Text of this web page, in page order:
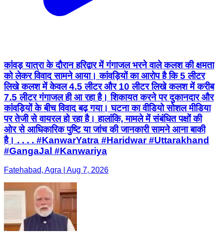
कांवड़ यात्रा के दौरान हरिद्वार में गंगाजल भरने वाले कलश की क्षमता
को लेकर विवाद सामने आया। कांवड़ियों का आरोप है कि 5 लीटर
लिखे कलश में केवल 4.5 लीटर और 10 लीटर लिखे कलश में करीब
7.5 लीटर गंगाजल ही आ रहा है। शिकायत करने पर दुकानदार और
कांवड़ियों के बीच विवाद बढ़ गया। घटना का वीडियो सोशल मीडिया
पर तेजी से वायरल हो रहा है। हालांकि, मामले में संबंधित पक्षों की
ओर से आधिकारिक पुष्टि या जांच की जानकारी सामने आना बाकी
है। . . . . #KanwarYatra #Haridwar #Uttarakhand
#GangaJal #Kanwariya
Fatehabad, Agra | Aug 7, 2026